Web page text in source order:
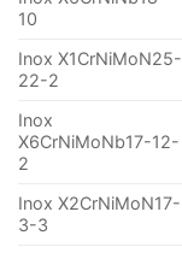
10
Inox X1CrNiMoN25-
22-2
Inox
X6CrNiMoNb17-12-
2
Inox X2CrNiMoN17-
3-3